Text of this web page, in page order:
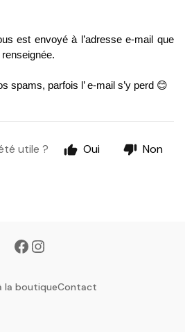
est envoyé à l’adresse e-mail que
spams, parfois l’ e-mail s’y perd 😊
utile ? Oui Non
la boutiqueContact